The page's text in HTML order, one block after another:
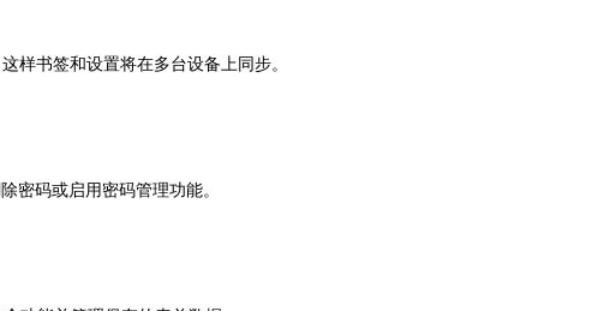
样书签和设置将在多台设备上同步。
密码或启用密码管理功能。